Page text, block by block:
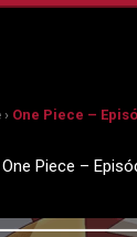
One Piece –
Piece –